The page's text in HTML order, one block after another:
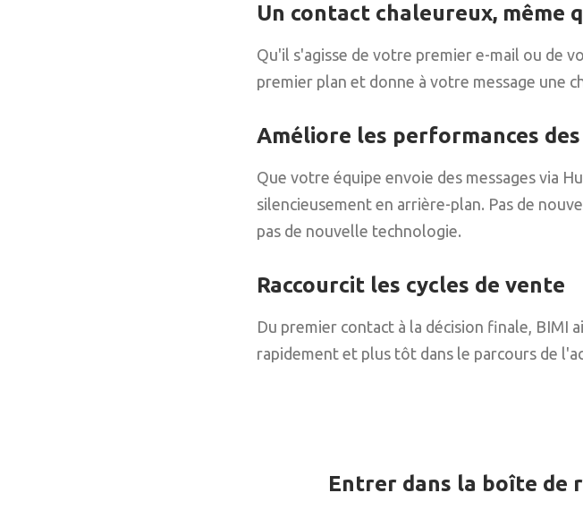
Un contact chaleureux, même
Qu'il s'agisse de votre premier e-mail ou de
premier plan et donne à votre message une
Améliore les performances
Que votre équipe envoie des messages via
silencieusement en arrière-plan. Pas de
pas de nouvelle technologie.
Raccourcit les cycles de vente
Du premier contact à la décision finale, BIMI
rapidement et plus tôt dans le parcours de
Entrer dans la boîte de